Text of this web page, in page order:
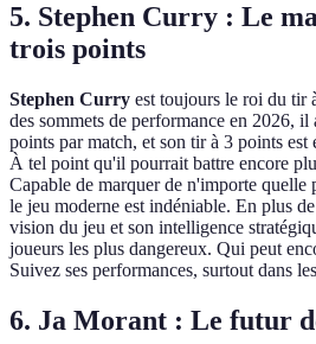
5. Stephen Curry : Le
trois points
Stephen Curry est toujours le roi du tir
des sommets de performance en 2026,
points par match, et son tir à 3 points est
À tel point qu'il pourrait battre encore
Capable de marquer de n'importe quelle
le jeu moderne est indéniable. En plus
vision du jeu et son intelligence
joueurs les plus dangereux. Qui peut
Suivez ses performances, surtout dans
6. Ja Morant : Le futur